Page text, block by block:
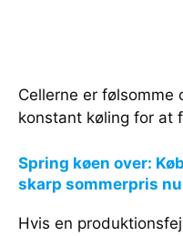
Cellerne er
konstant køling for at
Spring køen over:
skarp sommerpris
Hvis en